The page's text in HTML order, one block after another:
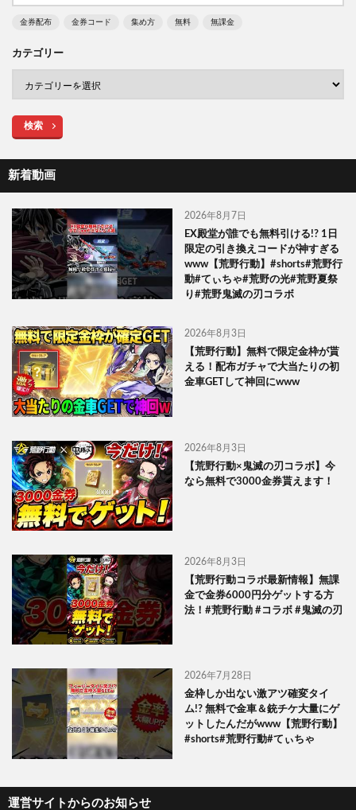
金券配布 金券コード 集め方 無料 無課金
カテゴリー
検索
新着動画
2026年8月7日
EX殿堂が誰でも無料引ける!? 1日
限定の引き換えコードが神すぎる
www【荒野行動】#shorts#荒野行
動#てぃちゃ#荒野の光#荒野夏祭
り#荒野鬼滅の刃コラボ
2026年8月3日
【荒野行動】無料で限定金枠が貰
える！配布ガチャで大当たりの初
金車GETして神回にwww
2026年8月3日
【荒野行動×鬼滅の刃コラボ】今
なら無料で3000金券貰えます！
2026年8月3日
【荒野行動コラボ最新情報】無課
金で金券6000円分ゲットする方
法！#荒野行動 #コラボ #鬼滅の刃
2026年7月28日
金枠しか出ない激アツ確変タイ
ム!? 無料で金車＆銃チケ大量にゲ
ットしたんだがwww【荒野行動】
#shorts#荒野行動#てぃちゃ
運営サイトからのお知らせ